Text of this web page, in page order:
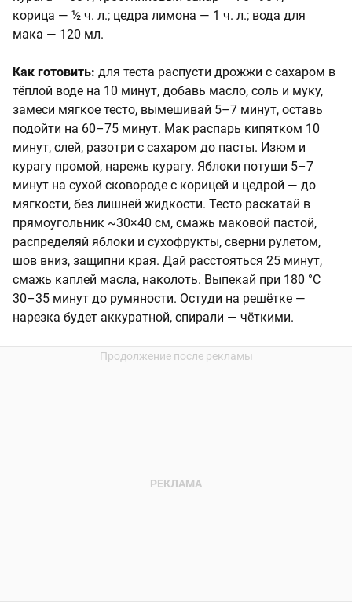
корица — ½ ч. л.; цедра лимона — 1 ч. л.; вода для
мака — 120 мл.
Как готовить: для теста распусти дрожжи с сахаром в
тёплой воде на 10 минут, добавь масло, соль и муку,
замеси мягкое тесто, вымешивай 5–7 минут, оставь
подойти на 60–75 минут. Мак распарь кипятком 10
минут, слей, разотри с сахаром до пасты. Изюм и
курагу промой, нарежь курагу. Яблоки потуши 5–7
минут на сухой сковороде с корицей и цедрой — до
мягкости, без лишней жидкости. Тесто раскатай в
прямоугольник ~30×40 см, смажь маковой пастой,
распределяй яблоки и сухофрукты, сверни рулетом,
шов вниз, защипни края. Дай расстояться 25 минут,
смажь каплей масла, наколоть. Выпекай при 180 °C
30–35 минут до румяности. Остуди на решётке —
нарезка будет аккуратной, спирали — чёткими.